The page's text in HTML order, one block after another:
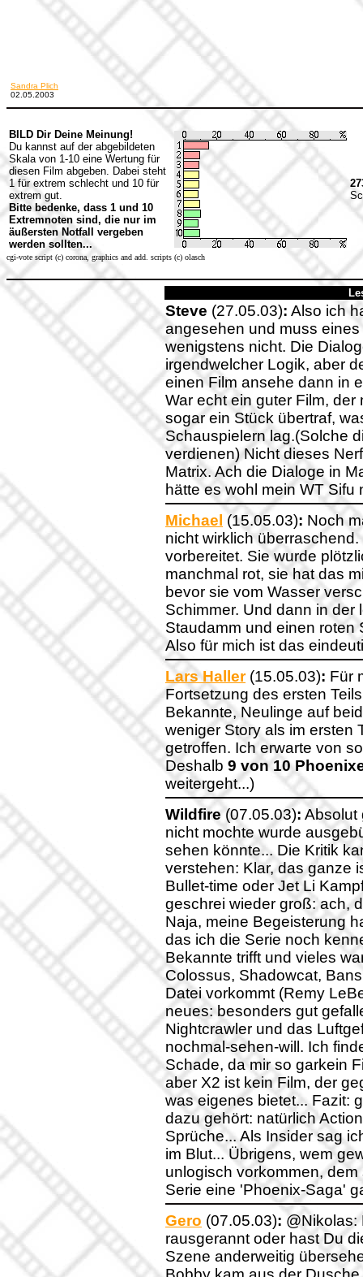
Sandra Plich
02.05.2003
BILD Dir Deine Meinung!
Du kannst auf der abgebildeten
Skala von 1-10 eine Wertung für
diesen Film abgeben. Dabei steht
1 für extrem schlecht und 10 für
extrem gut.
Bitte bedenke, dass 1 und 10
Extremnoten sind, die nur im
äußersten Notfall vergeben
werden sollten...
cgi-vote script (c) corona, graphics and add. scripts (c) olasch
Steve (27.05.03): Also ich
angesehen und muss
wenigstens nicht. Die
irgendwelcher Logik, aber
einen Film ansehe dann in
War echt ein guter Film,
sogar ein Stück übertraf,
Schauspielern lag.(Solche
verdienen) Nicht dieses
Matrix. Ach die Dialoge in
hätte es wohl mein WT Sifu
Michael (15.05.03): Noch
nicht wirklich
vorbereitet. Sie wurde
manchmal rot, sie hat das
bevor sie vom Wasser
Schimmer. Und dann in
Staudamm und einen roten
Also für mich ist das
Lars Haller(15.05.03): Für
Fortsetzung des ersten
Bekannte, Neulinge auf
weniger Story als im ersten
getroffen. Ich erwarte von
Deshalb 9 von 10
weitergeht...)
Wildfire(07.05.03): Absolut
nicht mochte wurde
sehen könnte... Die Kritik
verstehen: Klar, das ganze
Bullet-time oder Jet Li
geschrei wieder groß: ach,
Naja, meine Begeisterung
das ich die Serie noch
Bekannte trifft und vieles
Colossus, Shadowcat,
Datei vorkommt (Remy
neues: besonders gut
Nightcrawler und das
nochmal-sehen-will. Ich
Schade, da mir so garkein
aber X2 ist kein Film, der
was eigenes bietet... Fazit:
dazu gehört: natürlich
Sprüche... Als Insider sag
im Blut... Übrigens, wem
unlogisch vorkommen,
Serie eine 'Phoenix-Saga'
Gero (07.05.03): @Nikolas:
rausgerannt oder hast Du
Szene anderweitig